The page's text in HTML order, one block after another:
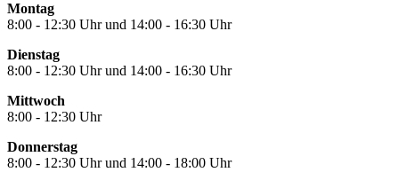
Montag
8:00 - 12:30 Uhr und 14:00 - 16:30 Uhr
Dienstag
8:00 - 12:30 Uhr und 14:00 - 16:30 Uhr
Mittwoch
8:00 - 12:30 Uhr
Donnerstag
8:00 - 12:30 Uhr und 14:00 - 18:00 Uhr